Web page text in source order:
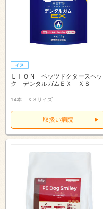
ＬＩＯＮ ベッツドクタースペッ
ク デンタルガムＥＸ ＸＳ
14本 ＸＳサイズ
取扱い病院